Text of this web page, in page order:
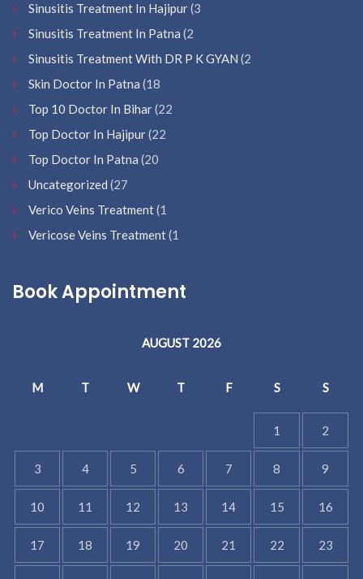
Sinusitis Treatment In Hajipur(3
Sinusitis Treatment In Patna (2
Sinusitis Treatment With DR P K GYAN (2
Skin Doctor In Patna (18
Top 10 Doctor In Bihar(22
Top Doctor In Hajipur(22
Top Doctor In Patna (20
Uncategorized (27
Verico Veins Treatment(1
Vericose Veins Treatment(1
Book Appointment
AUGUST 2026
M T W T F S S
1 2
3 4 5 6 7 8 9
10 11 12 13 14 15 16
17 18 19 20 21 22 23